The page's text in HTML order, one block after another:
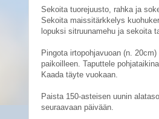
Sekoita tuorejuusto, rahka ja
Sekoita maissitärkkelys
lopuksi sitruunamehu ja sekoita
Pingota irtopohjavuoan (n.
paikoilleen. Taputtele
Kaada täyte vuokaan.
Paista 150-asteisen uunin
seuraavaan päivään.